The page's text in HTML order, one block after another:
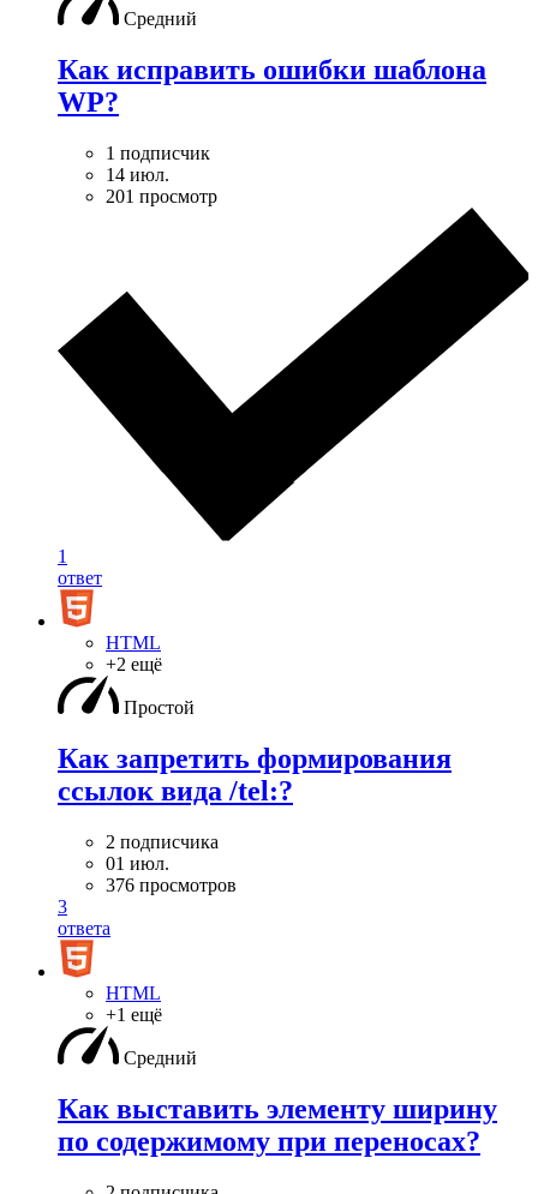
Средний
Как исправить ошибки шаблона
WP?
1 подписчик
14 июл.
201 просмотр
1
ответ
HTML
+2 ещё
Простой
Как запретить формирования
ссылок вида /tel:?
2 подписчика
01 июл.
376 просмотров
3
ответа
HTML
+1 ещё
Средний
Как выставить элементу ширину
по содержимому при переносах?